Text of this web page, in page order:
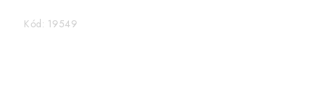
Kód: 19549